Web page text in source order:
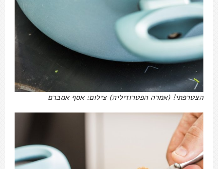
הצטרפתי! (אמרה הפטרוזיליה) צילום: אסף אמברם